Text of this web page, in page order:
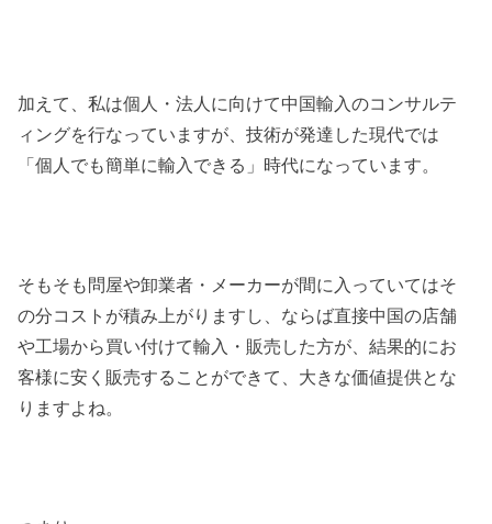
加えて、私は個人・法人に向けて中国輸入のコンサルテ
ィングを行なっていますが、技術が発達した現代では
「個人でも簡単に輸入できる」時代になっています。
そもそも問屋や卸業者・メーカーが間に入っていてはそ
の分コストが積み上がりますし、ならば直接中国の店舗
や工場から買い付けて輸入・販売した方が、結果的にお
客様に安く販売することができて、大きな価値提供とな
りますよね。